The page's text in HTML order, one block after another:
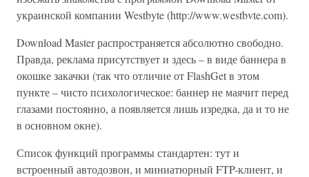
украинской компании Westbyte (http://www.westbvte.com).
Download Master распространяется абсолютно свободно.
Правда, реклама присутствует и здесь – в виде баннера в
окошке закачки (так что отличие от FlashGet в этом
пункте – чисто психологическое: баннер не маячит перед
глазами постоянно, а появляется лишь изредка, да и то не
в основном окне).
Список функций программы стандартен: тут и
встроенный автодозвон, и миниатюрный FTP-клиент, и